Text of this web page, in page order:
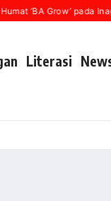
pada Inagritech
Literasi